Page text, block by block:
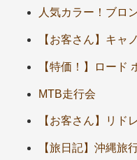
人気カラー！ブロ
【お客さん】キャ
【特価！】ロード
MTB走行会
【お客さん】リド
【旅日記】沖縄